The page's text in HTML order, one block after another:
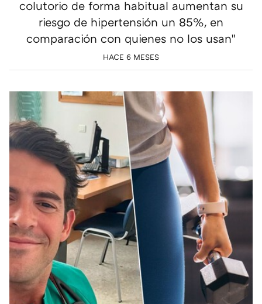
colutorio de forma habitual aumentan su
riesgo de hipertensión un 85%, en
comparación con quienes no los usan"
HACE 6 MESES